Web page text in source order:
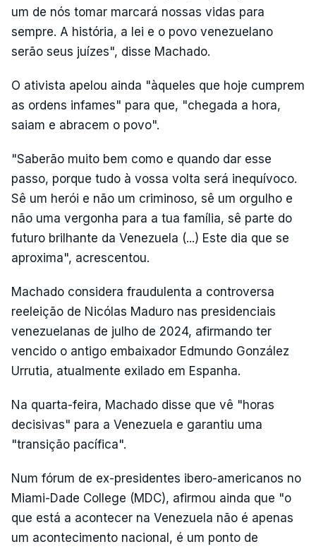
um de nós tomar marcará nossas vidas para
sempre. A história, a lei e o povo venezuelano
serão seus juízes", disse Machado.
O ativista apelou ainda "àqueles que hoje cumprem
as ordens infames" para que, "chegada a hora,
saiam e abracem o povo".
"Saberão muito bem como e quando dar esse
passo, porque tudo à vossa volta será inequívoco.
Sê um herói e não um criminoso, sê um orgulho e
não uma vergonha para a tua família, sê parte do
futuro brilhante da Venezuela (...) Este dia que se
aproxima", acrescentou.
Machado considera fraudulenta a controversa
reeleição de Nicólas Maduro nas presidenciais
venezuelanas de julho de 2024, afirmando ter
vencido o antigo embaixador Edmundo González
Urrutia, atualmente exilado em Espanha.
Na quarta-feira, Machado disse que vê "horas
decisivas" para a Venezuela e garantiu uma
"transição pacífica".
Num fórum de ex-presidentes ibero-americanos no
Miami-Dade College (MDC), afirmou ainda que "o
que está a acontecer na Venezuela não é apenas
um acontecimento nacional, é um ponto de